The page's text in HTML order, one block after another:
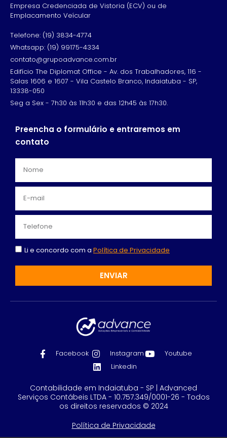
Empresa Credenciada de Vistoria (ECV) ou de
Emplacamento Veícular
Telefone: (19) 3834-4774
Whatsapp: (19) 99175-4334
contato@grupoadvance.com.br
Edifício The Diplomat Office - Av. dos Trabalhadores, 116 -
Salas 1606 e 1607 - Vila Castelo Branco, Indaiatuba - SP,
13338-050
Seg a Sex - 7h30 às 11h30 e das 12h45 às 17h30.
Preencha o formulário e entraremos em
contato
Li e concordo com a Política de Privacidade
ENVIAR
Facebook Instagram
Youtube
Linkedin
Contabilidade em Indaiatuba - SP | Advanced
Serviços Contábeis LTDA - 10.757.349/0001-26 - Todos
os direitos reservados © 2024
Política de Privacidade